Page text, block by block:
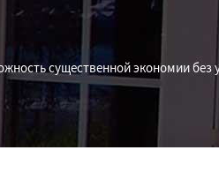
существенной экономии без